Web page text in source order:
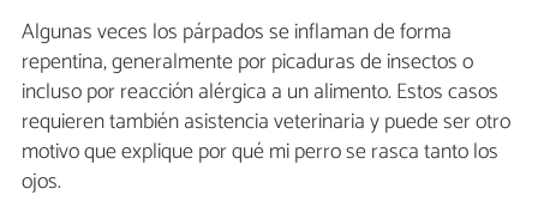
Algunas veces los párpados se inflaman de forma
repentina, generalmente por picaduras de insectos o
incluso por reacción alérgica a un alimento. Estos casos
requieren también asistencia veterinaria y puede ser otro
motivo que explique por qué mi perro se rasca tanto los
ojos.